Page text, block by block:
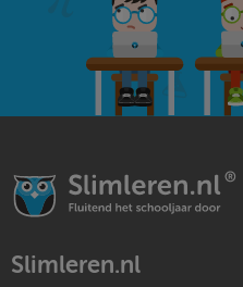
Slimleren.nl